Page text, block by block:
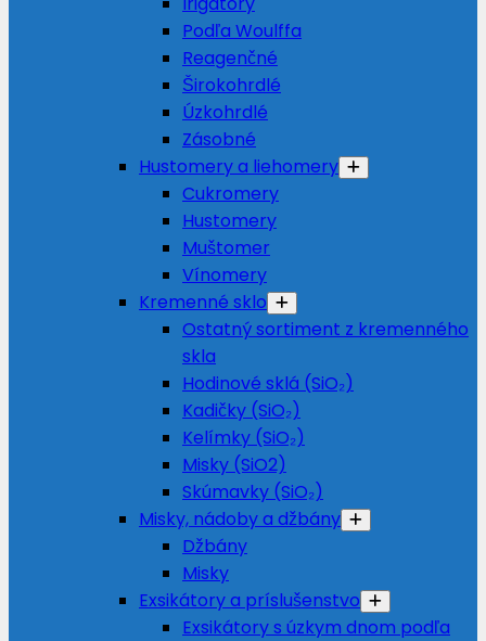
Podľa Woulffa
Reagenčné
Širokohrdlé
Úzkohrdlé
Zásobné
Hustomery a liehomery
Cukromery
Hustomery
Muštomer
Vínomery
Kremenné sklo
Ostatný sortiment z kremenného
skla
Hodinové sklá (SiO₂)
Kadičky (SiO₂)
Kelímky (SiO₂)
Misky (SiO2)
Skúmavky (SiO₂)
Misky, nádoby a džbány
Džbány
Misky
Exsikátory a príslušenstvo
Exsikátory s úzkym dnom podľa